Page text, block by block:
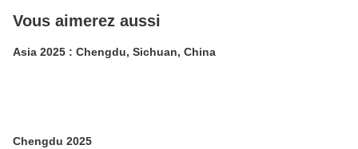
Vous aimerez aussi
Asia 2025 : Chengdu, Sichuan, China
Chengdu 2025